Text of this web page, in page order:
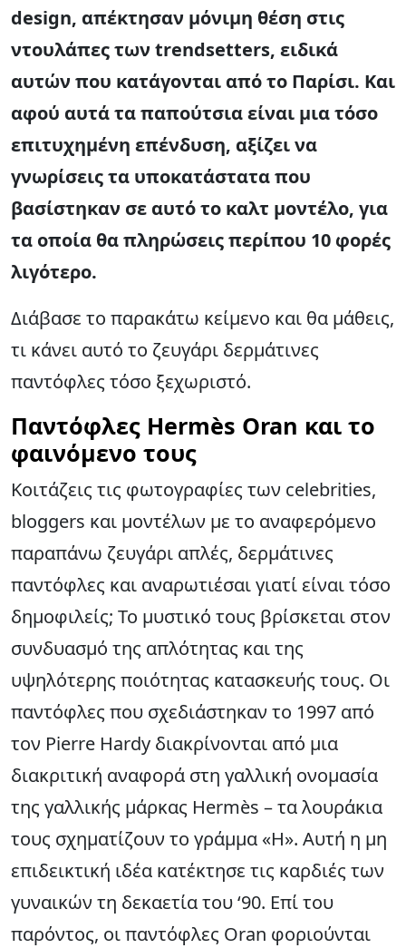
design, απέκτησαν μόνιμη θέση στις
ντουλάπες των trendsetters, ειδικά
αυτών που κατάγονται από το Παρίσι. Και
αφού αυτά τα παπούτσια είναι μια τόσο
επιτυχημένη επένδυση, αξίζει να
γνωρίσεις τα υποκατάστατα που
βασίστηκαν σε αυτό το καλτ μοντέλο, για
τα οποία θα πληρώσεις περίπου 10 φορές
λιγότερο.
Διάβασε το παρακάτω κείμενο και θα μάθεις,
τι κάνει αυτό το ζευγάρι δερμάτινες
παντόφλες τόσο ξεχωριστό.
Παντόφλες Hermès Oran και το
φαινόμενο τους
Κοιτάζεις τις φωτογραφίες των celebrities,
bloggers και μοντέλων με το αναφερόμενο
παραπάνω ζευγάρι απλές, δερμάτινες
παντόφλες και αναρωτιέσαι γιατί είναι τόσο
δημοφιλείς; Το μυστικό τους βρίσκεται στον
συνδυασμό της απλότητας και της
υψηλότερης ποιότητας κατασκευής τους. Οι
παντόφλες που σχεδιάστηκαν το 1997 από
τον Pierre Hardy διακρίνονται από μια
διακριτική αναφορά στη γαλλική ονομασία
της γαλλικής μάρκας Hermès – τα λουράκια
τους σχηματίζουν το γράμμα «H». Αυτή η μη
επιδεικτική ιδέα κατέκτησε τις καρδιές των
γυναικών τη δεκαετία του ‘90. Επί του
παρόντος, οι παντόφλες Oran φοριούνται